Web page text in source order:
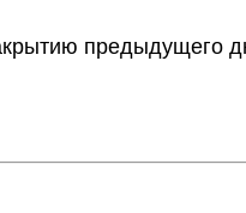
предыдущего